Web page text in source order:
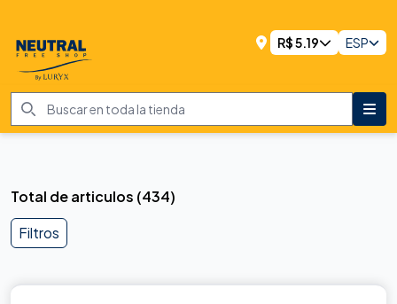
R$5.19 ESP
Total de articulos (434)
Filtros